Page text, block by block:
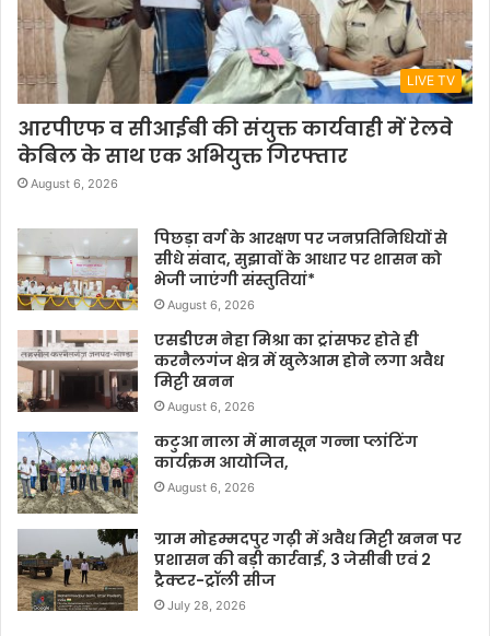
LIVE TV
आरपीएफ व सीआईबी की संयुक्त कार्यवाही में रेलवे
केबिल के साथ एक अभियुक्त गिरफ्तार
August 6, 2026
पिछड़ा वर्ग के आरक्षण पर जनप्रतिनिधियों से
सीधे संवाद, सुझावों के आधार पर शासन को
भेजी जाएंगी संस्तुतियां*
August 6, 2026
एसडीएम नेहा मिश्रा का ट्रांसफर होते ही
करनैलगंज क्षेत्र में खुलेआम होने लगा अवैध
मिट्टी खनन
August 6, 2026
कटुआ नाला में मानसून गन्ना प्लांटिंग
कार्यक्रम आयोजित,
August 6, 2026
ग्राम मोहम्मदपुर गढ़ी में अवैध मिट्टी खनन पर
प्रशासन की बड़ी कार्रवाई, 3 जेसीबी एवं 2
ट्रैक्टर-ट्रॉली सीज
July 28, 2026